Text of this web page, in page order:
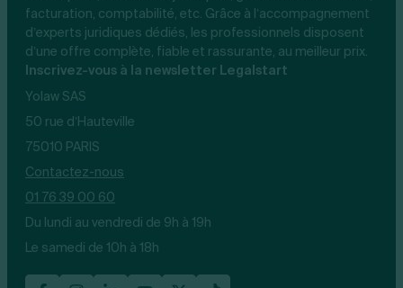
facturation, comptabilité, etc. Grâce à l’accompagnement
d’experts juridiques dédiés, les professionnels disposent
d’une offre complète, fiable et rassurante, au meilleur prix.
Inscrivez-vous à la newsletter Legalstart
Yolaw SAS
50 rue d’Hauteville
75010 PARIS
Contactez-nous
01 76 39 00 60
Du lundi au vendredi de 9h à 19h
Le samedi de 10h à 18h